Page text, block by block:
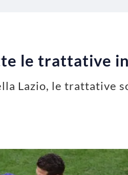
le trattative
Lazio, le trattative